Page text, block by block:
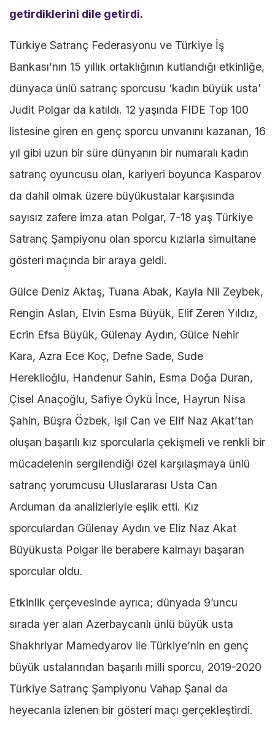
getirdiklerini dile getirdi.
Türkiye Satranç Federasyonu ve Türkiye İş
Bankası’nın 15 yıllık ortaklığının kutlandığı etkinliğe,
dünyaca ünlü satranç sporcusu ‘kadın büyük usta’
Judit Polgar da katıldı. 12 yaşında FIDE Top 100
listesine giren en genç sporcu unvanını kazanan, 16
yıl gibi uzun bir süre dünyanın bir numaralı kadın
satranç oyuncusu olan, kariyeri boyunca Kasparov
da dahil olmak üzere büyükustalar karşısında
sayısız zafere imza atan Polgar, 7-18 yaş Türkiye
Satranç Şampiyonu olan sporcu kızlarla simultane
gösteri maçında bir araya geldi.
Gülce Deniz Aktaş, Tuana Abak, Kayla Nil Zeybek,
Rengin Aslan, Elvin Esma Büyük, Elif Zeren Yıldız,
Ecrin Efsa Büyük, Gülenay Aydın, Gülce Nehir
Kara, Azra Ece Koç, Defne Sade, Sude
Hereklioğlu, Handenur Sahin, Esma Doğa Duran,
Çisel Anaçoğlu, Safiye Öykü İnce, Hayrun Nisa
Şahin, Büşra Özbek, Işıl Can ve Elif Naz Akat’tan
oluşan başarılı kız sporcularla çekişmeli ve renkli bir
mücadelenin sergilendiği özel karşılaşmaya ünlü
satranç yorumcusu Uluslararası Usta Can
Arduman da analizleriyle eşlik etti. Kız
sporculardan Gülenay Aydın ve Eliz Naz Akat
Büyükusta Polgar ile berabere kalmayı başaran
sporcular oldu.
Etkinlik çerçevesinde ayrıca; dünyada 9’uncu
sırada yer alan Azerbaycanlı ünlü büyük usta
Shakhriyar Mamedyarov ile Türkiye’nin en genç
büyük ustalarından başarılı milli sporcu, 2019-2020
Türkiye Satranç Şampiyonu Vahap Şanal da
heyecanla izlenen bir gösteri maçı gerçekleştirdi.